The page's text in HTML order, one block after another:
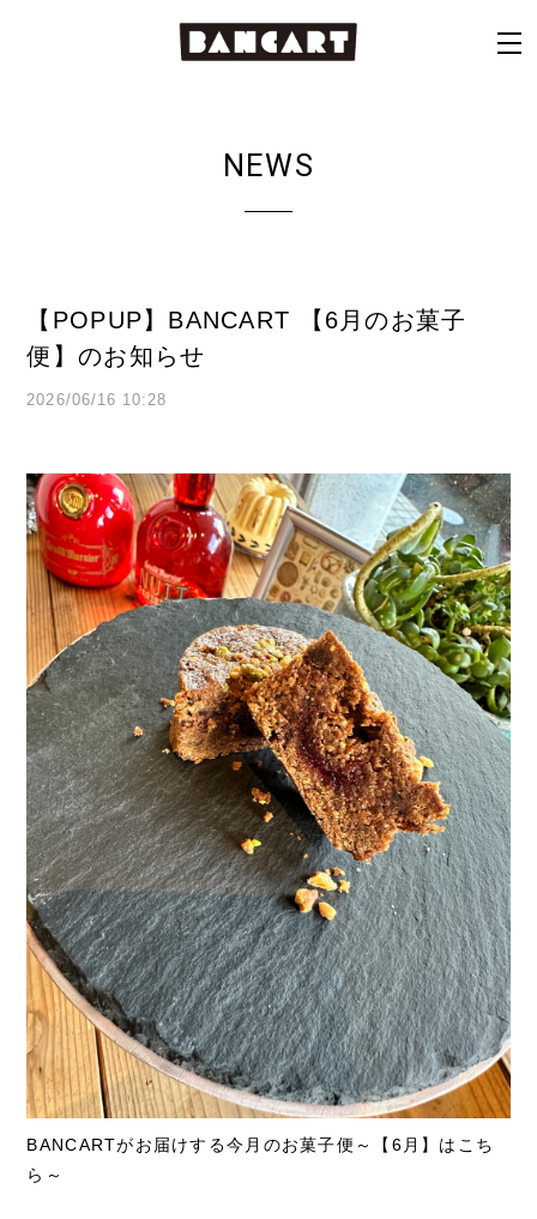
NEWS
【POPUP】BANCART 【6月のお菓子
便】のお知らせ
2026/06/16 10:28
BANCARTがお届けする今月のお菓子便～【6月】はこち
ら～